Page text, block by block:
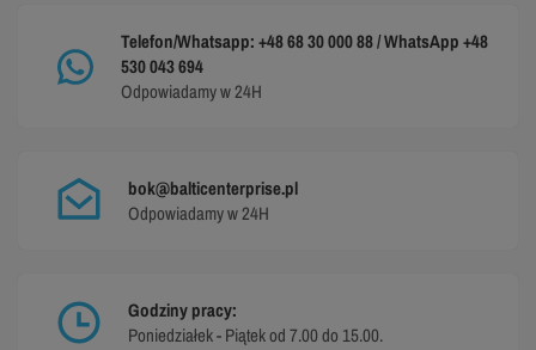
Telefon/Whatsapp: +48 68 30 000 88 / WhatsApp +48
530 043 694
Odpowiadamy w 24H
bok@balticenterprise.pl
Odpowiadamy w 24H
Godziny pracy:
Poniedziałek - Piątek od 7.00 do 15.00.